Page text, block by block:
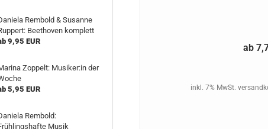
ab
inkl. 7% MwSt.
Rembold & Susanne
Beethoven komplett
9,95 EUR
Zoppelt: Musiker:in der
5,95 EUR
Rembold:
Musik